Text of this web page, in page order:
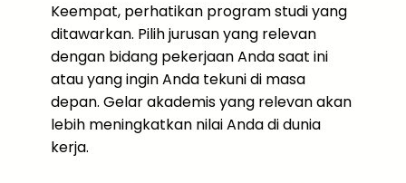
Keempat, perhatikan program studi yang
ditawarkan. Pilih jurusan yang relevan
dengan bidang pekerjaan Anda saat ini
atau yang ingin Anda tekuni di masa
depan. Gelar akademis yang relevan akan
lebih meningkatkan nilai Anda di dunia
kerja.